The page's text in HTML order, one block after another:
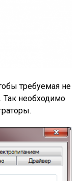
требуемая не
необходимо